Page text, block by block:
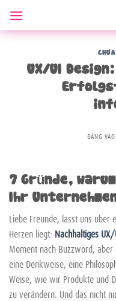
qua
nội
UX/UI
ĐĂNG VÀO
7 Gründe,
Ihr
Liebe Freunde, lasst uns
Herzen liegt: Nachhaltiges
Moment nach Buzzword,
eine Denkweise, eine
Weise, wie wir Produkte und
zu verändern. Und das nicht